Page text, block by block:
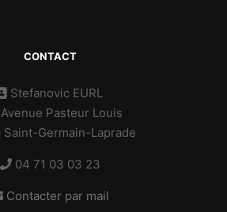
CONTACT
Stefanovic EURL
Pasteur Louis
Germain-Laprade
04 71 03 03 23
Contacter par mail